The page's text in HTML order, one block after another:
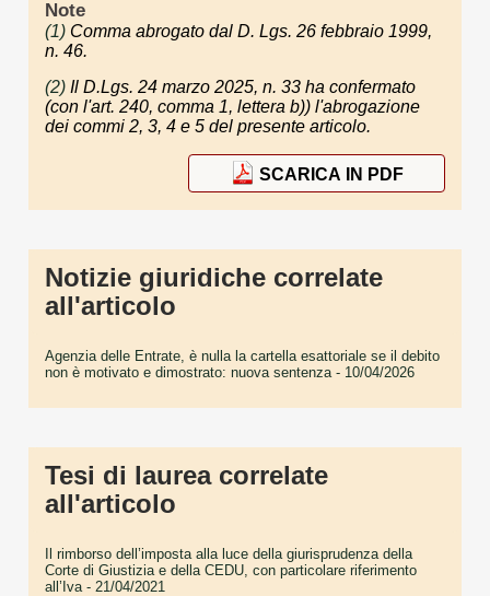
Note
(1) Comma abrogato dal D. Lgs. 26 febbraio 1999,
n. 46.
(2) Il D.Lgs. 24 marzo 2025, n. 33 ha confermato
(con l'art. 240, comma 1, lettera b)) l'abrogazione
dei commi 2, 3, 4 e 5 del presente articolo.
SCARICA IN PDF
Notizie giuridiche correlate
all'articolo
Agenzia delle Entrate, è nulla la cartella esattoriale se il debito
non è motivato e dimostrato: nuova sentenza - 10/04/2026
Tesi di laurea correlate
all'articolo
Il rimborso dell’imposta alla luce della giurisprudenza della
Corte di Giustizia e della CEDU, con particolare riferimento
all’Iva - 21/04/2021